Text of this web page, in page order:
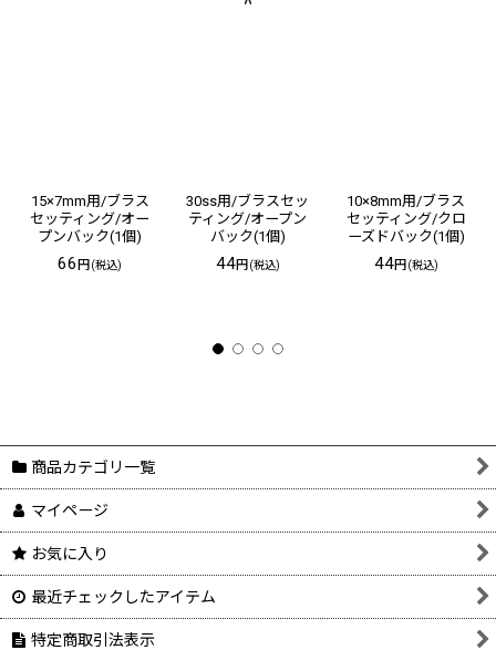
15×7mm用/ブラス
セッティング/オー
プンバック(1個)
66円 (税込)
30ss用/ブラスセッ
ティング/オープン
バック(1個)
44円 (税込)
10×8mm用/ブラス
セッティング/クロ
ーズドバック(1個)
44円 (税込)
商品カテゴリ一覧
マイページ
お気に入り
最近チェックしたアイテム
特定商取引法表示